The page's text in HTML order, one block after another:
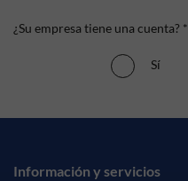
¿Su empresa tiene una cuenta? *
Sí
Información y servicios